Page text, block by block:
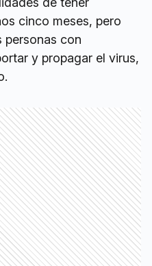
cinco meses, pero
personas con
y propagar el virus,